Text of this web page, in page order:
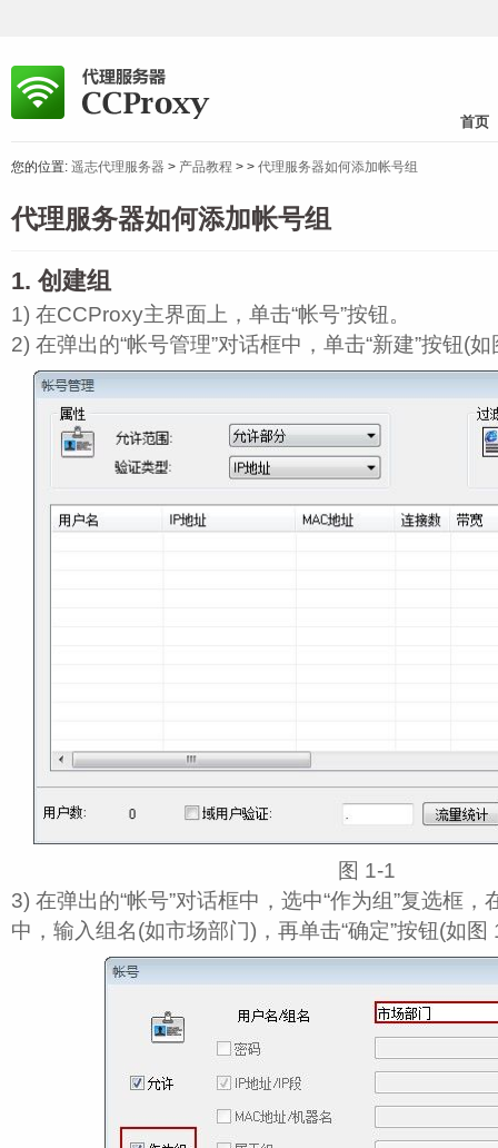
首页
您的位置: 遥志代理服务器 > 产品教程 > > 代理服务器如何添加帐号组
代理服务器如何添加帐号组
1. 创建组
1) 在CCProxy主界面上，单击“帐号”按钮。
2) 在弹出的“帐号管理”对话框中，单击“新建”按钮(如
图 1‑1
3) 在弹出的“帐号”对话框中，选中“作为组”复选框，
中，输入组名(如市场部门)，再单击“确定”按钮(如图